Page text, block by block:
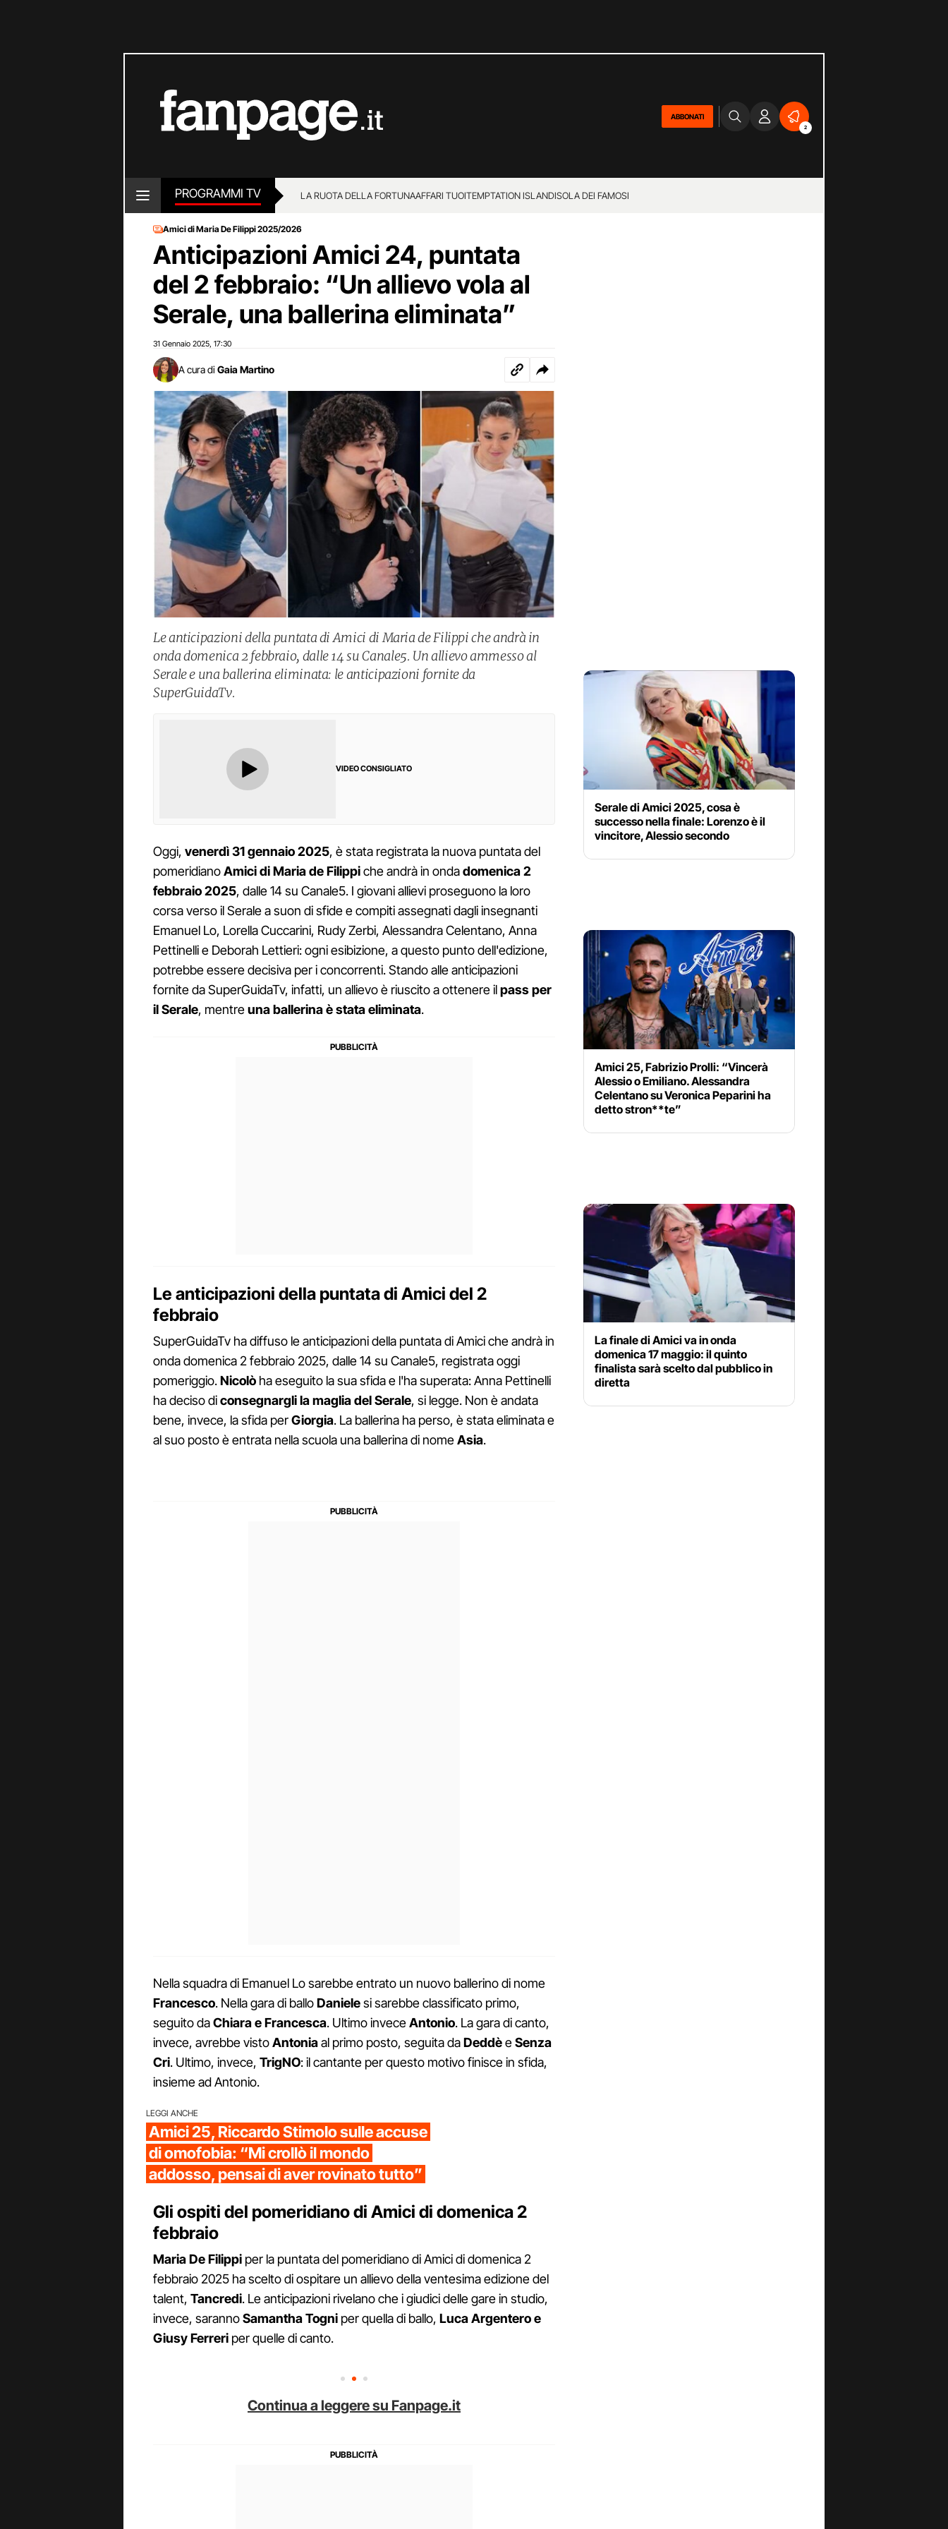
ABBONATI
2
PROGRAMMI TV LA RUOTA DELLA FORTUNAAFFARI TUOITEMPTATION ISLANDISOLA DEI FAMOSI
Amici di Maria De Filippi 2025/2026
Anticipazioni Amici 24, puntata
del 2 febbraio: “Un allievo vola al
Serale, una ballerina eliminata”
31 Gennaio 2025 17:30
A cura di Gaia Martino
Le anticipazioni della puntata di Amici di Maria de Filippi che andrà in
onda domenica 2 febbraio, dalle 14 su Canale5. Un allievo ammesso al
Serale e una ballerina eliminata: le anticipazioni fornite da
SuperGuidaTv.
VIDEO CONSIGLIATO
Oggi, venerdì 31 gennaio 2025, è stata registrata la nuova puntata del
pomeridianoAmici di Maria de Filippiche andrà in ondadomenica 2
febbraio 2025, dalle 14 su Canale5. I giovani allievi proseguono la loro
corsa verso il Serale a suon di sfide e compiti assegnati dagli insegnanti
Emanuel Lo, Lorella Cuccarini, Rudy Zerbi, Alessandra Celentano, Anna
Pettinelli e Deborah Lettieri: ogni esibizione, a questo punto dell'edizione,
potrebbe essere decisiva per i concorrenti. Stando alle anticipazioni
fornite da SuperGuidaTv, infatti, un allievo è riuscito a ottenere ilpass per
il Serale, mentreuna ballerina è stata eliminata.
Le anticipazioni della puntata di Amici del 2
febbraio
SuperGuidaTv ha diffuso le anticipazioni della puntata di Amici che andrà in
onda domenica 2 febbraio 2025, dalle 14 su Canale5, registrata oggi
pomeriggio.Nicolò ha eseguito la sua sfida e l'ha superata: Anna Pettinelli
ha deciso diconsegnargli la maglia del Serale, si legge. Non è andata
bene, invece, la sfida perGiorgia. La ballerina ha perso, è stata eliminata e
al suo posto è entrata nella scuola una ballerina di nomeAsia.
Nella squadra di Emanuel Lo sarebbe entrato un nuovo ballerino di nome
Francesco. Nella gara di balloDanielesi sarebbe classificato primo,
seguito daChiara e Francesca. Ultimo inveceAntonio. La gara di canto,
invece, avrebbe vistoAntoniaal primo posto, seguita daDeddèeSenza
Cri. Ultimo, invece, TrigNO: il cantante per questo motivo finisce in sfida,
insieme ad Antonio.
LEGGI ANCHE
Amici 25, Riccardo Stimolo sulle accuse
di omofobia: “Mi crollò il mondo
addosso, pensai di aver rovinato tutto”
Gli ospiti del pomeridiano di Amici di domenica 2
febbraio
Maria De Filippi per la puntata del pomeridiano di Amici di domenica 2
febbraio 2025 ha scelto di ospitare un allievo della ventesima edizione del
talent, Tancredi. Le anticipazioni rivelano che i giudici delle gare in studio,
invece, sarannoSamantha Togni per quella di ballo, Luca Argentero e
Giusy Ferreri per quelle di canto.
Continua a leggere su Fanpage.it
Serale di Amici 2025, cosa è
successo nella finale: Lorenzo è il
vincitore, Alessio secondo
Amici 25, Fabrizio Prolli: “Vincerà
Alessio o Emiliano. Alessandra
Celentano su Veronica Peparini ha
detto stron**te”
La finale di Amici va in onda
domenica 17 maggio: il quinto
finalista sarà scelto dal pubblico in
diretta